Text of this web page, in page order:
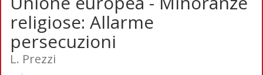
religiose: Allarme
persecuzioni
L. Prezzi